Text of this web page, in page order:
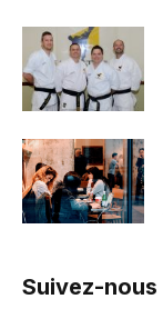
Suivez-nous